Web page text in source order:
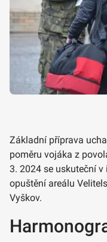
Základní příprava
poměru vojáka z
3. 2024 se uskuteční
opuštění areálu
Vyškov.